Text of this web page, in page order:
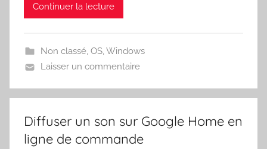
Continuer la lecture
Non classé, OS,Windows
Laisser un commentaire
Diffuser un son sur Google Home en
ligne de commande